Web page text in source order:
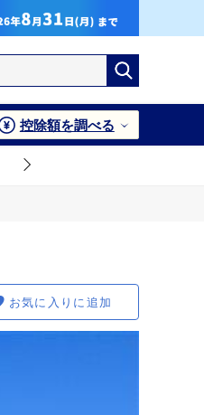
控除額を調べる
お気に入りに追加